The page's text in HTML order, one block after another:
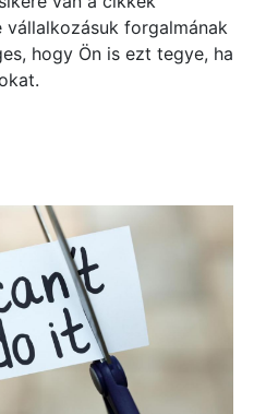
vállalkozásuk forgalmának
hogy Ön is ezt tegye, ha